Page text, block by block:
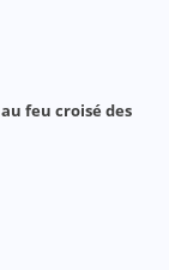
feu croisé des